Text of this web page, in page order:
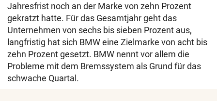
Jahresfrist noch an der Marke von zehn Prozent
gekratzt hatte. Für das Gesamtjahr geht das
Unternehmen von sechs bis sieben Prozent aus,
langfristig hat sich BMW eine Zielmarke von acht bis
zehn Prozent gesetzt. BMW nennt vor allem die
Probleme mit dem Bremssystem als Grund für das
schwache Quartal.